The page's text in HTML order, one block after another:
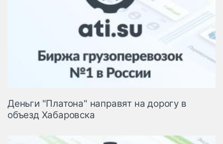
Деньги "Платона" направят на дорогу в
объезд Хабаровска